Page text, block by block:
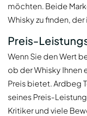
möchten. Beide
Whisky zu finden, der
Preis-
Wenn Sie den Wert
ob der Whisky Ihnen
Preis bietet. Ardbeg
seines Preis-
Kritiker und viele